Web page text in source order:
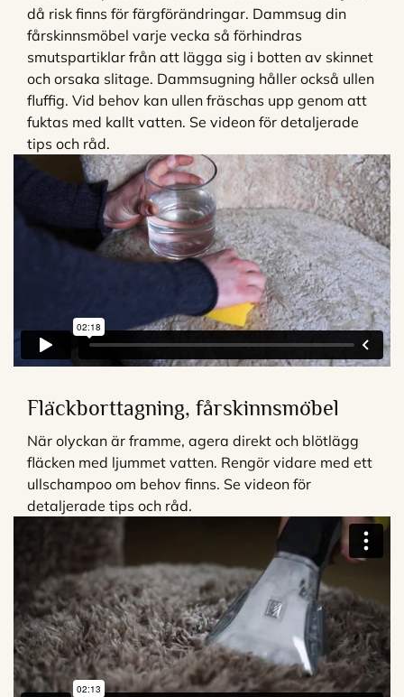
då risk finns för färgförändringar. Dammsug din
fårskinnsmöbel varje vecka så förhindras
smutspartiklar från att lägga sig i botten av skinnet
och orsaka slitage. Dammsugning håller också ullen
fluffig. Vid behov kan ullen fräschas upp genom att
fuktas med kallt vatten. Se videon för detaljerade
tips och råd.
Fläckborttagning, fårskinnsmöbel
När olyckan är framme, agera direkt och blötlägg
fläcken med ljummet vatten. Rengör vidare med ett
ullschampoo om behov finns. Se videon för
detaljerade tips och råd.